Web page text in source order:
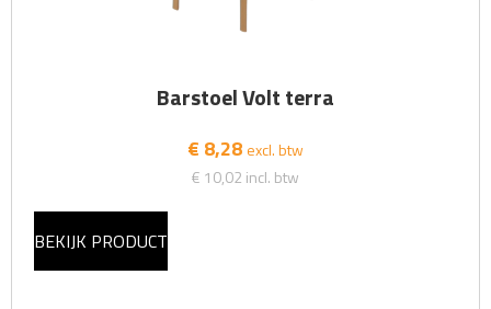
Barstoel Volt terra
€ 8,28 excl. btw
€ 10,02 incl. btw
BEKIJK PRODUCT